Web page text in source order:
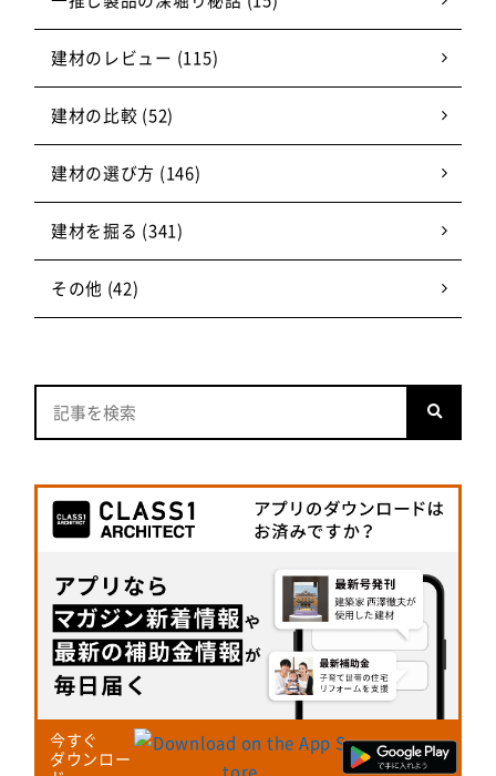
建材のレビュー (115)
建材の比較 (52)
建材の選び方 (146)
建材を掘る (341)
その他 (42)
今すぐ
ダウンロー